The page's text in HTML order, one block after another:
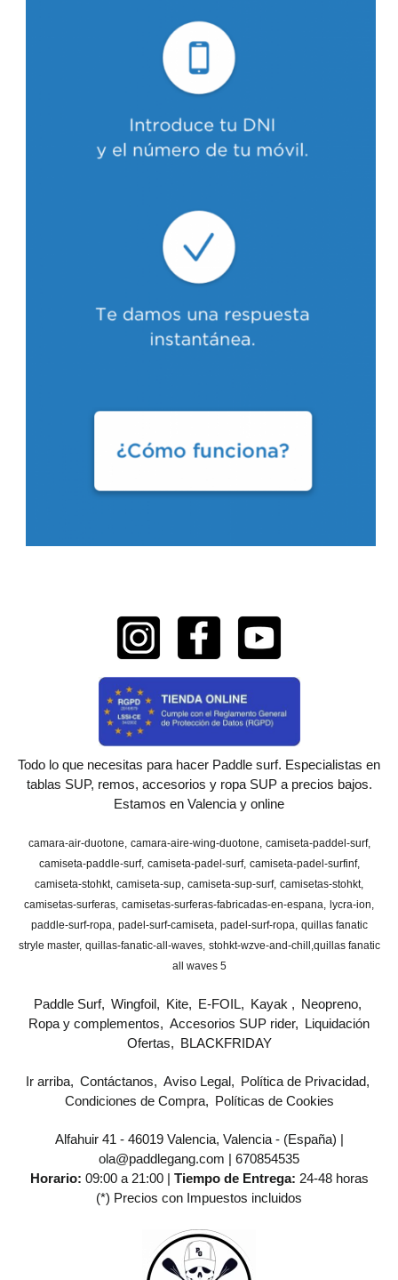
Todo lo que necesitas para hacer Paddle surf. Especialistas en
tablas SUP, remos, accesorios y ropa SUP a precios bajos.
Estamos en Valencia y online
camara-air-duotone camara-aire-wing-duotone camiseta-paddel-surf
camiseta-paddle-surf camiseta-padel-surf camiseta-padel-surfinf
camiseta-stohkt camiseta-sup camiseta-sup-surf camisetas-stohkt
camisetas-surferas camisetas-surferas-fabricadas-en-espana
lycra-ion
paddle-surf-ropa padel-surf-camiseta padel-surf-ropa quillas fanatic
stryle master quillas-fanatic-all-waves stohkt-wzve-and-chill
​quillas fanatic
all waves 5
Paddle Surf Wingfoil Kite E-FOIL Kayak
Neopreno
Ropa y complementos
Accesorios SUP rider
Liquidación
Ofertas
BLACKFRIDAY
Ir arriba Contáctanos Aviso Legal
Política de Privacidad
Condiciones de Compra
Políticas de Cookies
Alfahuir 41 - 46019 Valencia, Valencia - (España) |
ola@paddlegang.com | 670854535
Horario: 09:00 a 21:00 | Tiempo de Entrega: 24-48 horas
(*) Precios con Impuestos incluidos